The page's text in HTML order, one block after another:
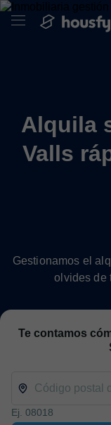
Alquila
Valls
Gestionamos el
olvides de
Te contamos
Ej. 08018